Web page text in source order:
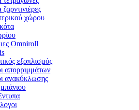
χώρου
Omniroll
εξοπλισμός
απορριμμάτων
ανακύκλωσης